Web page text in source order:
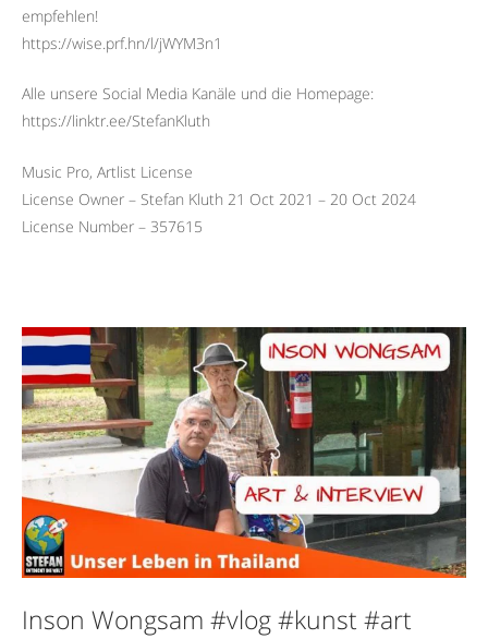
empfehlen!
https://wise.prf.hn/l/jWYM3n1
Alle unsere Social Media Kanäle und die Homepage:
https://linktr.ee/StefanKluth
Music Pro, Artlist License
License Owner – Stefan Kluth 21 Oct 2021 – 20 Oct 2024
License Number – 357615
Inson Wongsam #vlog #kunst #art